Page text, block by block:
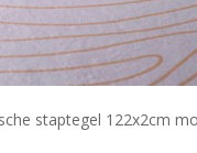
staptegel 122x2cm